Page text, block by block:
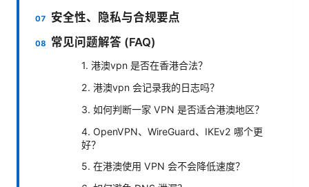
安全性、隐私与合规要点
常见问题解答 (FAQ)
1. 港澳vpn 是否在香港合法？
2. 港澳vpn 会记录我的日志吗？
3. 如何判断一家 VPN 是否适合港澳地区？
4. OpenVPN、WireGuard、IKEv2 哪个更
好？
5. 在港澳使用 VPN 会不会降低速度？